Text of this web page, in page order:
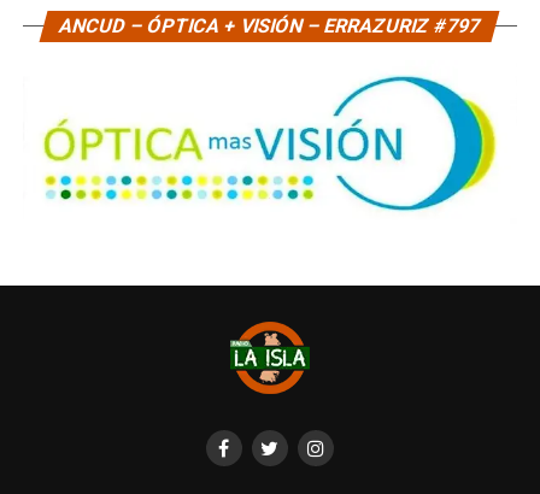
ANCUD – ÓPTICA + VISIÓN – ERRAZURIZ #797